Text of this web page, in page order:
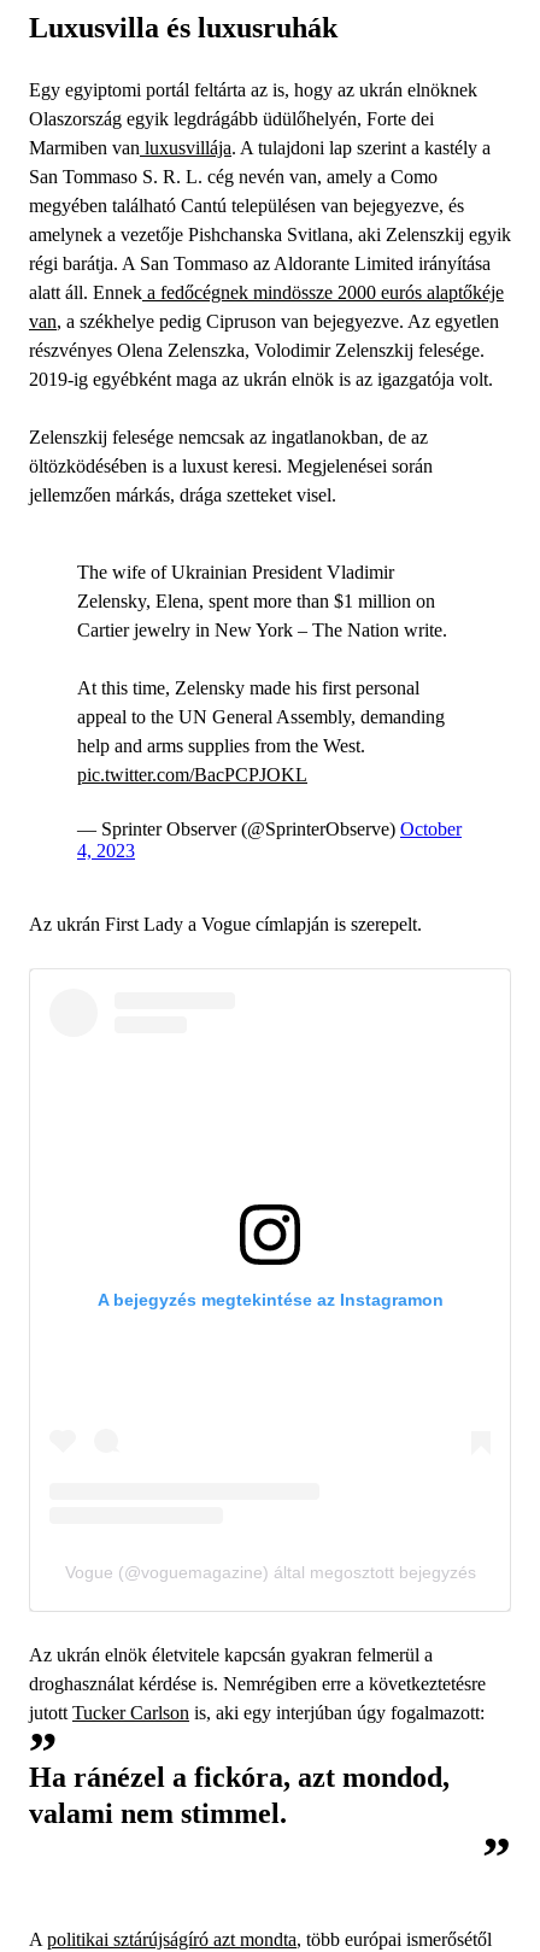
Luxusvilla és luxusruhák
Egy egyiptomi portál feltárta az is, hogy az ukrán elnöknek
Olaszország egyik legdrágább üdülőhelyén, Forte dei
Marmiben van luxusvillája. A tulajdoni lap szerint a kastély a
San Tommaso S. R. L. cég nevén van, amely a Como
megyében található Cantú településen van bejegyezve, és
amelynek a vezetője Pishchanska Svitlana, aki Zelenszkij egyik
régi barátja. A San Tommaso az Aldorante Limited irányítása
alatt áll. Ennek a fedőcégnek mindössze 2000 eurós alaptőkéje
van, a székhelye pedig Cipruson van bejegyezve. Az egyetlen
részvényes Olena Zelenszka, Volodimir Zelenszkij felesége.
2019-ig egyébként maga az ukrán elnök is az igazgatója volt.
Zelenszkij felesége nemcsak az ingatlanokban, de az
öltözködésében is a luxust keresi. Megjelenései során
jellemzően márkás, drága szetteket visel.
The wife of Ukrainian President Vladimir
Zelensky, Elena, spent more than $1 million on
Cartier jewelry in New York – The Nation write.
At this time, Zelensky made his first personal
appeal to the UN General Assembly, demanding
help and arms supplies from the West.
pic.twitter.com/BacPCPJOKL
— Sprinter Observer (@SprinterObserve) October
4, 2023
Az ukrán First Lady a Vogue címlapján is szerepelt.
A bejegyzés megtekintése az Instagramon
Vogue (@voguemagazine) által megosztott bejegyzés
Az ukrán elnök életvitele kapcsán gyakran felmerül a
droghasználat kérdése is. Nemrégiben erre a következtetésre
jutott Tucker Carlson is, aki egy interjúban úgy fogalmazott:
Ha ránézel a fickóra, azt mondod,
valami nem stimmel.
A politikai sztárújságíró azt mondta, több európai ismerősétől